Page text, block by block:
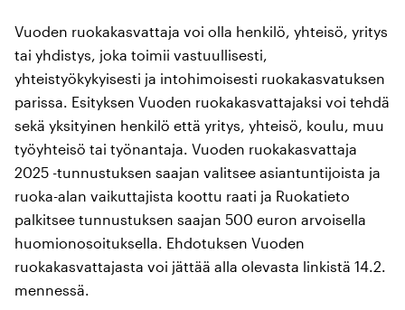
Vuoden ruokakasvattaja voi olla henkilö, yhteisö, yritys
tai yhdistys, joka toimii vastuullisesti,
yhteistyökykyisesti ja intohimoisesti ruokakasvatuksen
parissa. Esityksen Vuoden ruokakasvattajaksi voi tehdä
sekä yksityinen henkilö että yritys, yhteisö, koulu, muu
työyhteisö tai työnantaja. Vuoden ruokakasvattaja
2025 -tunnustuksen saajan valitsee asiantuntijoista ja
ruoka-alan vaikuttajista koottu raati ja Ruokatieto
palkitsee tunnustuksen saajan 500 euron arvoisella
huomionosoituksella. Ehdotuksen Vuoden
ruokakasvattajasta voi jättää alla olevasta linkistä 14.2.
mennessä.